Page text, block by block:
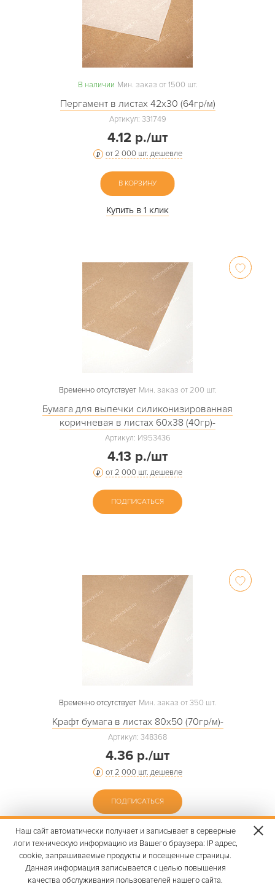
В наличии Мин. заказ от 1500 шт.
Пергамент в листах 42х30 (64гр/м)
Артикул: 331749
4.12 р./шт
от 2 000 шт. дешевле
В КОРЗИНУ
Купить в 1 клик
Временно отсутствует Мин. заказ от 200 шт.
Бумага для выпечки силиконизированная
коричневая в листах 60х38 (40гр)-
Артикул: И953436
4.13 р./шт
от 2 000 шт. дешевле
ПОДПИСАТЬСЯ
Временно отсутствует Мин. заказ от 350 шт.
Крафт бумага в листах 80х50 (70гр/м)-
Артикул: 348368
4.36 р./шт
от 2 000 шт. дешевле
ПОДПИСАТЬСЯ
Наш сайт автоматически получает и записывает в серверные
логи техническую информацию из Вашего браузера: IP адрес,
cookie, запрашиваемые продукты и посещенные страницы.
Данная информация записывается с целью повышения
качества обслуживания пользователей нашего сайта.